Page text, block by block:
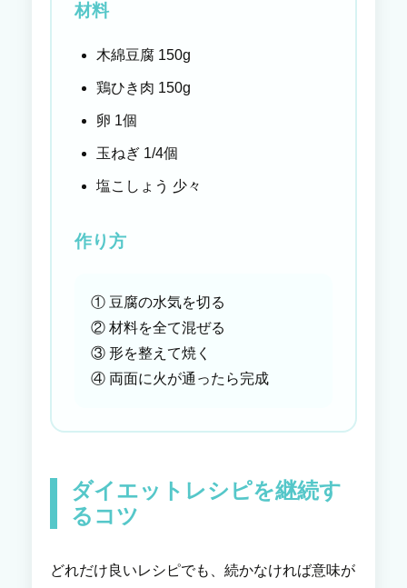
材料
木綿豆腐 150g
鶏ひき肉 150g
卵 1個
玉ねぎ 1/4個
塩こしょう 少々
作り方
① 豆腐の水気を切る
② 材料を全て混ぜる
③ 形を整えて焼く
④ 両面に火が通ったら完成
ダイエットレシピを継続す
るコツ
どれだけ良いレシピでも、続かなければ意味が